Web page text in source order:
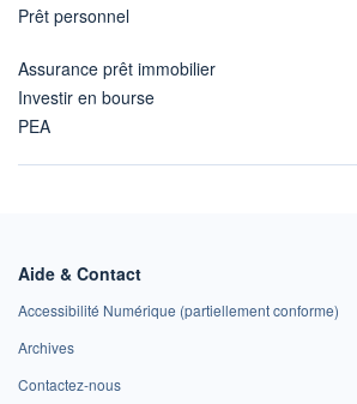
Prêt personnel
Assurance prêt immobilier
Investir en bourse
PEA
Aide & Contact
Accessibilité Numérique (partiellement conforme)
Archives
Contactez-nous